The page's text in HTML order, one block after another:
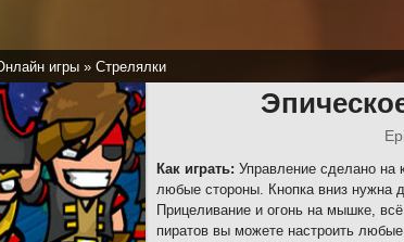
игры » Стрелялки
Как играть: Управление сделано на
любые стороны. Кнопка вниз нужна
Прицеливание и огонь на мышке,
пиратов вы можете настроить